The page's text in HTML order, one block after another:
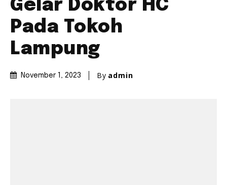
Gelar Doktor HC
Pada Tokoh
Lampung
November 1, 2023 By admin